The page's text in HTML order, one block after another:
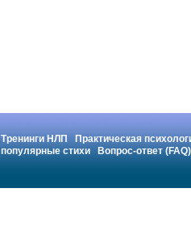
Тренинги НЛП
Практическая
популярные стихи
Вопрос-ответ (FAQ)